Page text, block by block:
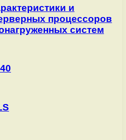
и
процессоров
систем